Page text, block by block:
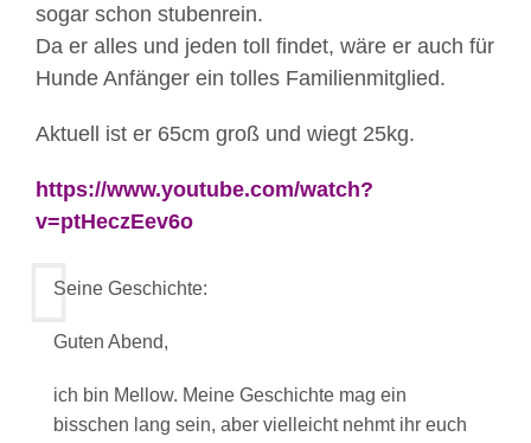
sogar schon stubenrein.
Da er alles und jeden toll findet, wäre er auch für
Hunde Anfänger ein tolles Familienmitglied.
Aktuell ist er 65cm groß und wiegt 25kg.
https://www.youtube.com/watch?
v=ptHeczEev6o
Seine Geschichte:
Guten Abend,
ich bin Mellow. Meine Geschichte mag ein
bisschen lang sein, aber vielleicht nehmt ihr euch